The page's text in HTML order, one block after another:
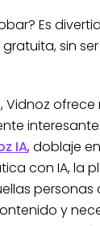
Es
sin
Vidnoz
IA, doblaje
con IA, la
personas
y